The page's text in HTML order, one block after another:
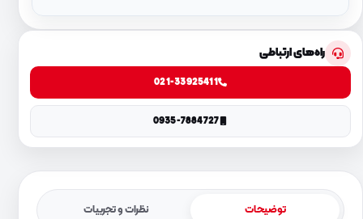
راه‌های ارتباطی
021-33925411
0935-7884727
توضیحات نظرات و تجربیات